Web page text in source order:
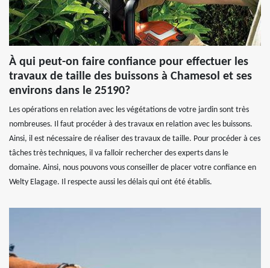
À qui peut-on faire confiance pour effectuer les
travaux de taille des buissons à Chamesol et ses
environs dans le 25190?
Les opérations en relation avec les végétations de votre jardin sont très
nombreuses. Il faut procéder à des travaux en relation avec les buissons.
Ainsi, il est nécessaire de réaliser des travaux de taille. Pour procéder à ces
tâches très techniques, il va falloir rechercher des experts dans le
domaine. Ainsi, nous pouvons vous conseiller de placer votre confiance en
Welty Elagage. Il respecte aussi les délais qui ont été établis.